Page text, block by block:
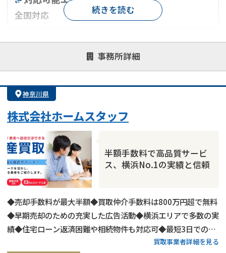
事務所詳細
全国対応
対応が親身 オンライン面談可能
レスポンスが早い
1億円以上の買取可
続きを読む
神奈川県
株式会社ホームスタッフ
半額手数料で高品質サービ
ス、横浜No.1の実績と信頼
◆売却手数料が最大半額◆買取仲介手数料は800万円超で無料
◆早期売却のための充実した広告活動◆横浜エリアで多数の実
績◆住宅ローン返済困難や相続物件も対応可◆最短3日での売
却も可能◆プロフェッショナルによる徹底サポート買取事業者詳細を見る